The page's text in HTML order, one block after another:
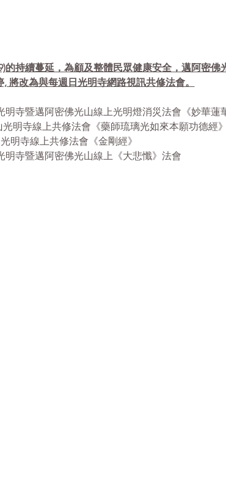
的持續蔓延，為顧及整體民眾健康安全，邁阿密
將改為與每週日光明寺網路視訊共修法會。
明寺暨邁阿密佛光山線上光明燈消災法會《妙華蓮
光明寺線上共修法會《藥師琉璃光如來本願功德經》
明寺線上共修法會《金剛經》
明寺暨邁阿密佛光山線上《大悲懺》法會